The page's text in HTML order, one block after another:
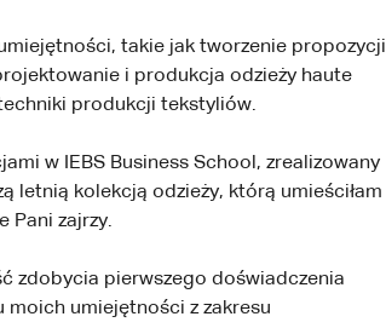
takie jak tworzenie propozycji
i produkcja odzieży haute
produkcji tekstyliów.
w IEBS Business School, zrealizowany
letnią kolekcją odzieży, którą umieściłam
Pani zajrzy.
zdobycia pierwszego doświadczenia
moich umiejętności z zakresu